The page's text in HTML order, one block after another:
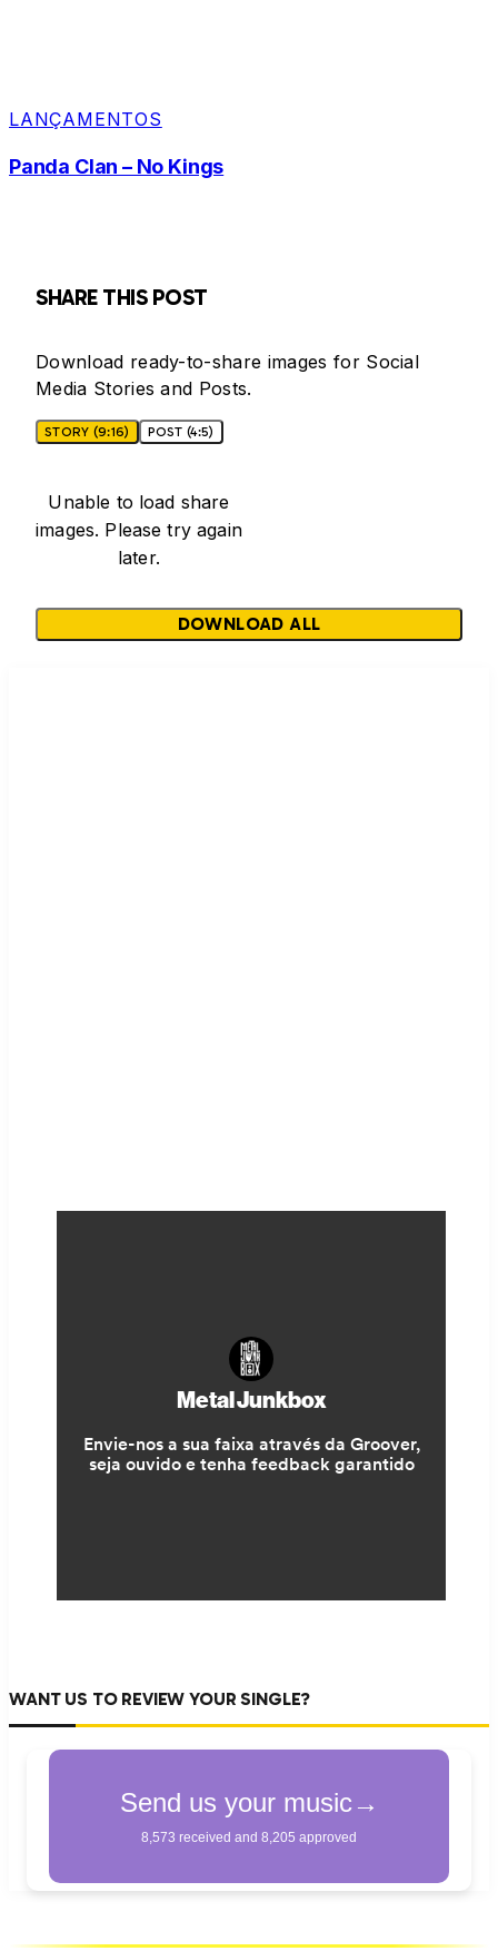
LANÇAMENTOS
Panda Clan – No Kings
SHARE THIS POST
Download ready-to-share images for Social
Media Stories and Posts.
STORY (9:16) POST (4:5)
Unable to load share
images. Please try again
later.
DOWNLOAD ALL
WANT US TO REVIEW YOUR SINGLE?